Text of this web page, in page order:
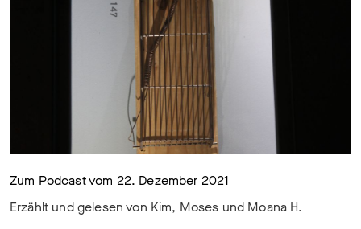
Zum Podcast vom 22. Dezember 2021
Erzählt und gelesen von Kim, Moses und Moana H.